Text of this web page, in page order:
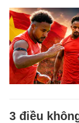
3 điều